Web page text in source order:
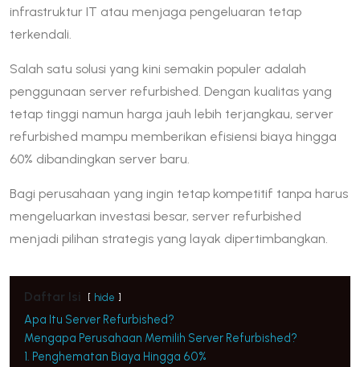
infrastruktur IT atau menjaga pengeluaran tetap
terkendali.
Salah satu solusi yang kini semakin populer adalah
penggunaan server refurbished. Dengan kualitas yang
tetap tinggi namun harga jauh lebih terjangkau, server
refurbished mampu memberikan efisiensi biaya hingga
60% dibandingkan server baru.
Bagi perusahaan yang ingin tetap kompetitif tanpa harus
mengeluarkan investasi besar, server refurbished
menjadi pilihan strategis yang layak dipertimbangkan.
Daftar Isi hide
Apa Itu Server Refurbished?
Mengapa Perusahaan Memilih Server Refurbished?
1. Penghematan Biaya Hingga 60%